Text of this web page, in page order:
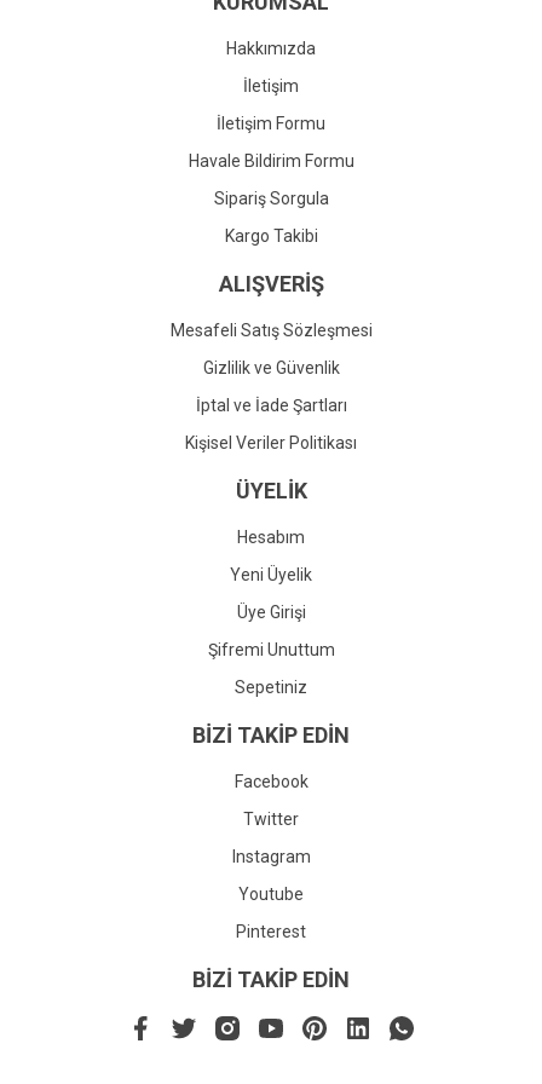
Gönder
Hakkımızda
İletişim
İletişim Formu
Havale Bildirim Formu
Sipariş Sorgula
Kargo Takibi
ALIŞVERİŞ
Mesafeli Satış Sözleşmesi
Gizlilik ve Güvenlik
İptal ve İade Şartları
Kişisel Veriler Politikası
ÜYELİK
Hesabım
Yeni Üyelik
Üye Girişi
Şifremi Unuttum
Sepetiniz
BİZİ TAKİP EDİN
Facebook
Twitter
Instagram
Youtube
Pinterest
BİZİ TAKİP EDİN